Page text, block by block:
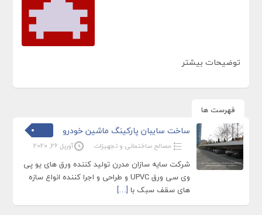
توضیحات بیشتر
فهرست ها
ساخت سایبان پارکینگ ماشین خودرو
مصالح ساختمانی و تجهیزات آوریل 26, 2020
شرکت سایه سازان مدرن تولید کننده ورق های یو پی
وی سی ورق UPVC و طراحی و اجرا کننده انواع سازه
های سقف سبک با […]